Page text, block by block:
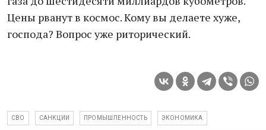
Цены рванут в космос. Кому вы делаете хуже,
господа? Вопрос уже риторический.
СВО САНКЦИИ ПРОМЫШЛЕННОСТЬ ЭКОНОМИКА